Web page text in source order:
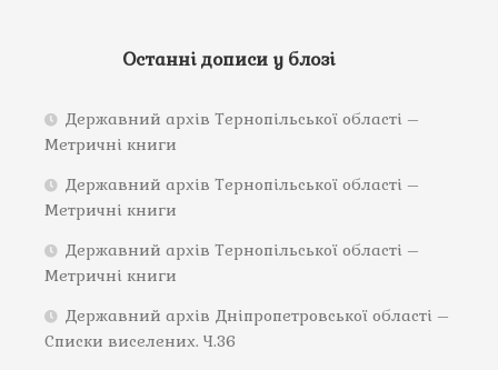
Останні дописи у блозі
Державний архів Тернопільської області –
Метричні книги
Державний архів Тернопільської області –
Метричні книги
Державний архів Тернопільської області –
Метричні книги
Державний архів Дніпропетровської області –
Списки виселених. Ч.36